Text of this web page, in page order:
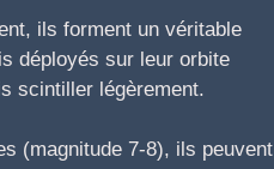
ils forment un véritable
déployés sur leur orbite
scintiller légèrement.
(magnitude 7-8), ils peuvent